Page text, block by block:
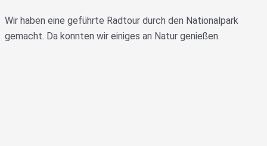
Wir haben eine geführte Radtour durch den Nationalpark
gemacht. Da konnten wir einiges an Natur genießen.